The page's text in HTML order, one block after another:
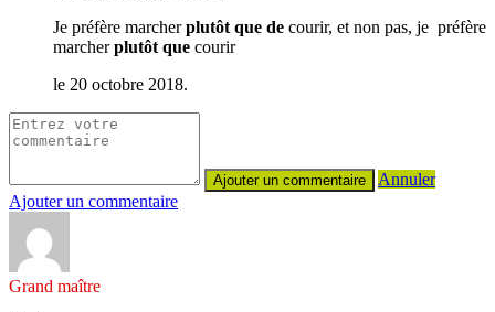
Je préfère marcherplutôt que de courir, et non pas, je préfère
marcherplutôt que courir
le 20 octobre 2018.
Annuler
Ajouter un commentaire
Grand maître